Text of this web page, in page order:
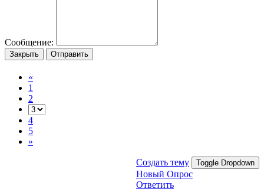
Сообщение:
Закрыть Отправить
«
1
2
4
5
»
Создать тему Toggle Dropdown
Новый Опрос
Ответить